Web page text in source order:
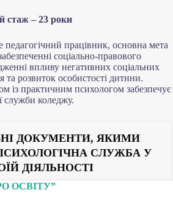
стаж – 23 роки
педагогічний працівник, основна мета
соціально-правового
впливу негативних соціальних
розвиток особистості дитини.
із практичним психологом забезпечує
служби коледжу.
ДОКУМЕНТИ, ЯКИМИ
СЛУЖБА У
ДІЯЛЬНОСТІ
ОСВІТУ”